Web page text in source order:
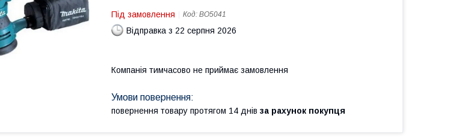
Під замовлення Код: BO5041
Відправка з 22 серпня 2026
Компанія тимчасово не приймає замовлення
повернення товару протягом 14 днів за рахунок покупця